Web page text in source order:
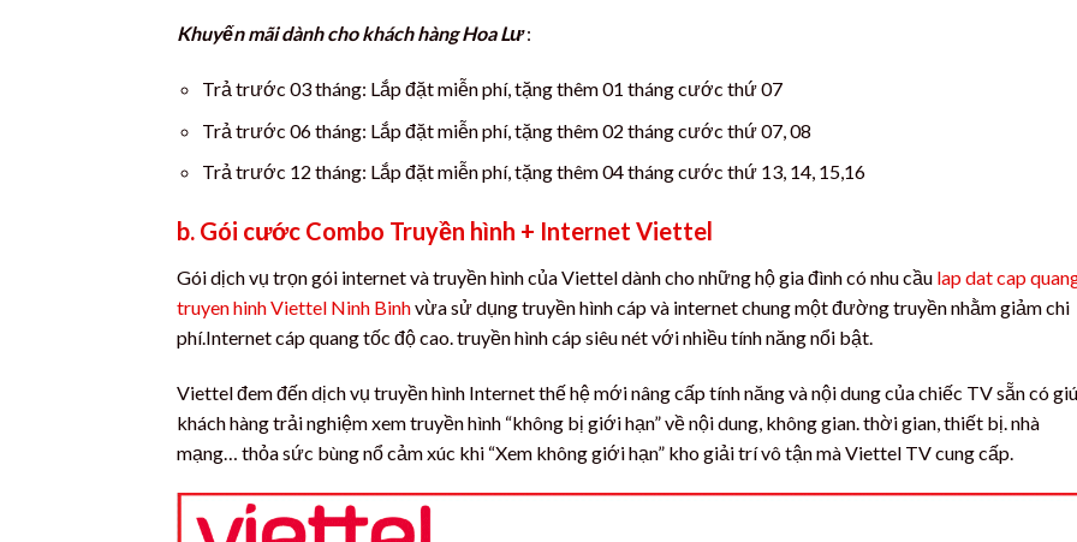
Khuyến mãi dành cho khách hàng Hoa Lư:
Trả trước 03 tháng: Lắp đặt miễn phí, tặng thêm 01 tháng cước thứ 07
Trả trước 06 tháng: Lắp đặt miễn phí, tặng thêm 02 tháng cước thứ 07, 08
Trả trước 12 tháng: Lắp đặt miễn phí, tặng thêm 04 tháng cước thứ 13, 14, 15,16
b. Gói cước Combo Truyền hình + Internet Viettel
Gói dịch vụ trọn gói internet và truyền hình của Viettel dành cho những hộ gia đình có nhu cầu lap dat cap
truyen hinh Viettel Ninh Binhvừa sử dụng truyền hình cáp và internet chung một đường truyền nhằm giảm chi
phí.Internet cáp quang tốc độ cao. truyền hình cáp siêu nét với nhiều tính năng nổi bật.
Viettel đem đến dịch vụ truyền hình Internet thế hệ mới nâng cấp tính năng và nội dung của chiếc TV sẵn có
khách hàng trải nghiệm xem truyền hình “không bị giới hạn” về nội dung, không gian. thời gian, thiết bị. nhà
mạng… thỏa sức bùng nổ cảm xúc khi “Xem không giới hạn” kho giải trí vô tận mà Viettel TV cung cấp.